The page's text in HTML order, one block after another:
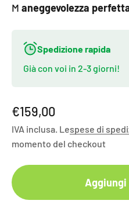
M aneggevolezza
Spedizione rapida
Già con voi in 2-3 giorni!
Angebot
€159,00
IVA inclusa. Lespese di
momento del checkout